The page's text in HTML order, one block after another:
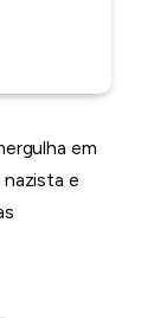
em
e